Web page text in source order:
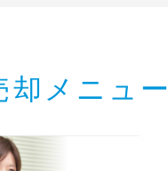
却メニュー